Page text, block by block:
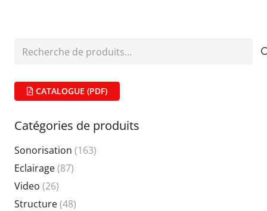
Recherche
CATALOGUE (PDF)
Catégories de produits
Sonorisation (163)
Eclairage(87)
Video (26)
Structure(48)